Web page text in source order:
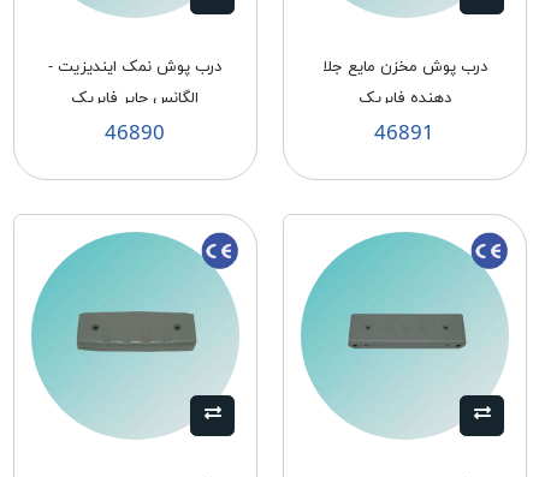
درب پوش مخزن مایع جلا
دهنده فابریک
46891
درب پوش نمک ایندیزیت -
الگانس حایر فابریک
46890